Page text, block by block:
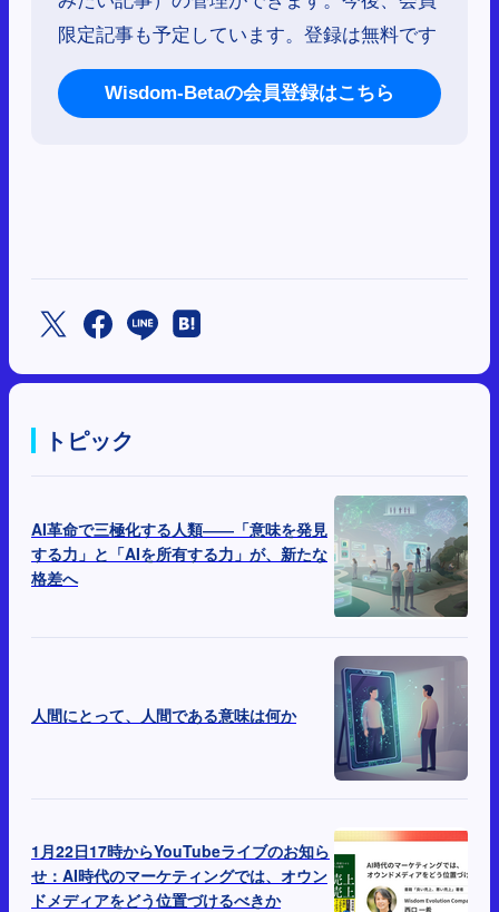
限定記事も予定しています。登録は無料です
Wisdom-Betaの会員登録はこちら
トピック
AI革命で三極化する人類――「意味を発見
する力」と「AIを所有する力」が、新たな
格差へ
人間にとって、人間である意味は何か
1月22日17時からYouTubeライブのお知ら
せ：AI時代のマーケティングでは、オウン
ドメディアをどう位置づけるべきか